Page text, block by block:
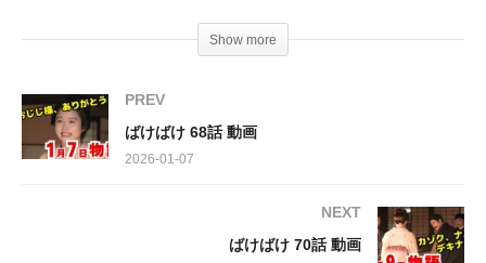
の唯一の情熱は怪談話でした。
共通の愛が二人の心を通わせます。夜毎怪談を語り合う、風変わ
りで温かい暮らしが始まるのです。
人の関係を優しく彩ります。彼らを見守る蛇と蛙の声は、阿佐ヶ
谷姉妹が担当。独特の世界観を創り出しています。
Show more
PREV
ばけばけ 68話 動画
2026-01-07
NEXT
ばけばけ 70話 動画